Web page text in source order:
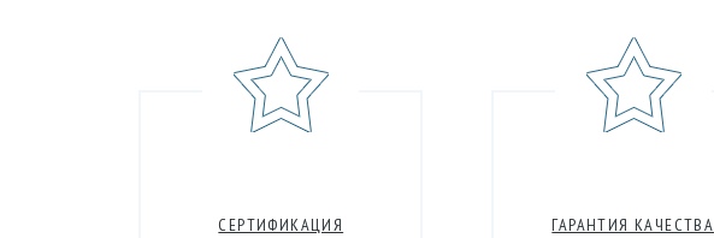
СЕРТИФИКАЦИЯ ГАРАНТИЯ КАЧЕСТВА